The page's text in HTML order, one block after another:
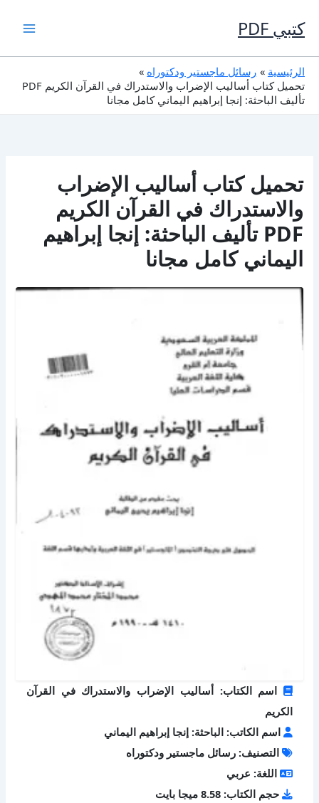
إلى
المحتوى
كتبي PDF
الرئيسية
رسائل ماجستير ودكتوراه
تحميل كتاب أساليب الإضراب والاستدراك في القرآن الكريم PDF
تأليف الباحثة: إنجا إبراهيم اليماني كامل مجانا
تحميل كتاب أساليب الإضراب
والاستدراك في القرآن الكريم
PDF تأليف الباحثة: إنجا إبراهيم
اليماني كامل مجانا
اسم الكتاب: أساليب الإضراب والاستدراك في القرآن
الكريم
اسم الكاتب: الباحثة: إنجا إبراهيم اليماني
التصنيف: رسائل ماجستير ودكتوراه
اللغة: عربي
حجم الكتاب: 8.58 ميجا بايت